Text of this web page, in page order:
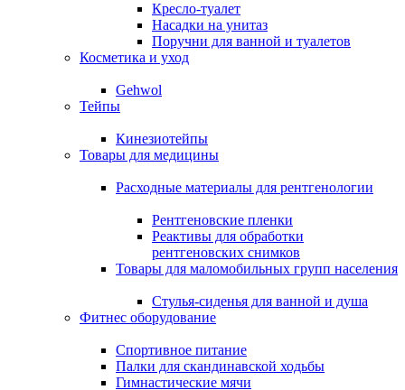
Кресло-туалет
Насадки на унитаз
Поручни для ванной и туалетов
Косметика и уход
Gehwol
Тейпы
Кинезиотейпы
Товары для медицины
Расходные материалы для рентгенологии
Рентгеновские пленки
Реактивы для обработки
рентгеновских снимков
Товары для маломобильных групп населения
Стулья-сиденья для ванной и душа
Фитнес оборудование
Спортивное питание
Палки для скандинавской ходьбы
Гимнастические мячи